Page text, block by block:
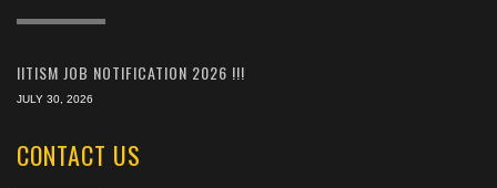
IITISM JOB NOTIFICATION 2026 !!!
JULY 30, 2026
CONTACT US